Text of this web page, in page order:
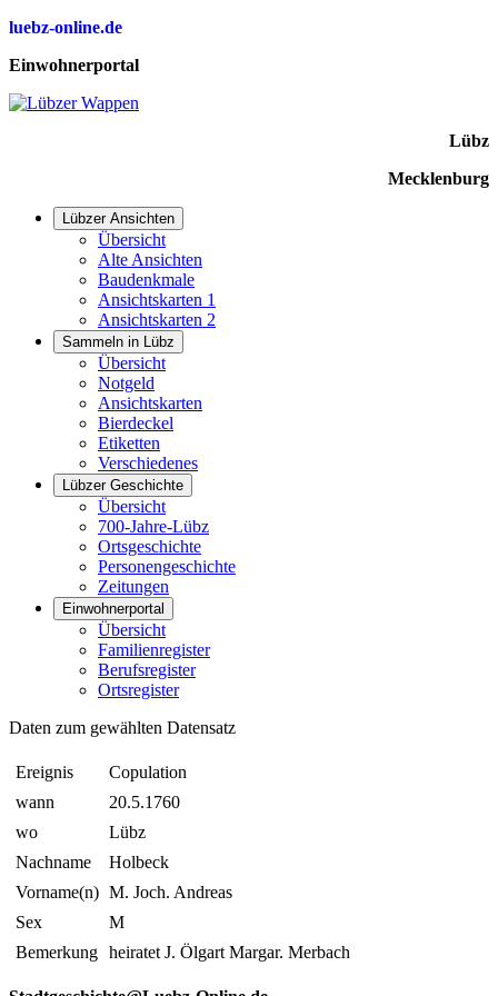
luebz-online.de
Einwohnerportal
Lübz
Mecklenburg
Lübzer Ansichten
Übersicht
Alte Ansichten
Baudenkmale
Ansichtskarten 1
Ansichtskarten 2
Sammeln in Lübz
Übersicht
Notgeld
Ansichtskarten
Bierdeckel
Etiketten
Verschiedenes
Lübzer Geschichte
Übersicht
700-Jahre-Lübz
Ortsgeschichte
Personengeschichte
Zeitungen
Einwohnerportal
Übersicht
Familienregister
Berufsregister
Ortsregister
Daten zum gewählten Datensatz
Ereignis
Copulation
wann
20.5.1760
wo
Lübz
Nachname
Holbeck
Vorname(n) M. Joch. Andreas
Sex
M
Bemerkung heiratet J. Ölgart Margar. Merbach